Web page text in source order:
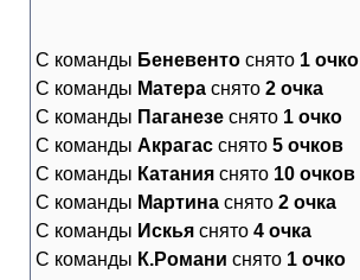
С команды Беневенто снято 1 очко
С команды Матера снято 2 очка
С команды Паганезе снято 1 очко
С команды Акрагас снято 5 очков
С команды Катания снято 10 очков
С команды Мартина снято 2 очка
С команды Искья снято 4 очка
С команды К.Романи снято 1 очко